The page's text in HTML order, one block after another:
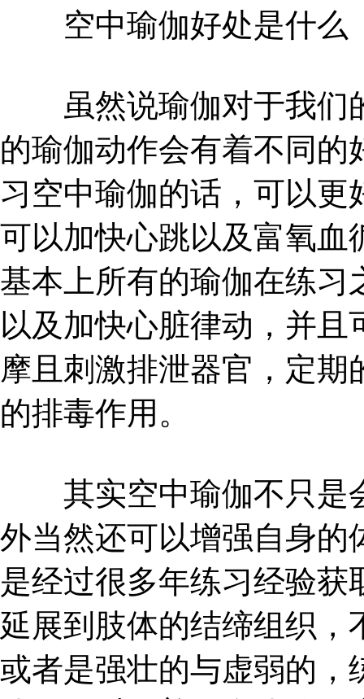
空中瑜伽好处是什么
虽然说瑜伽对于我们
的瑜伽动作会有着不同
习空中瑜伽的话，可以
可以加快心跳以及富氧血
基本上所有的瑜伽在练习
以及加快心脏律动，并
摩且刺激排泄器官，定
的排毒作用。
其实空中瑜伽不只是
外当然还可以增强自身的
是经过很多年练习经验
延展到肢体的结缔组织，
或者是强壮的与虚弱的，